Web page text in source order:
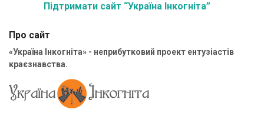
Підтримати сайт “Україна Інкогніта”
Про сайт
«Україна Інкогніта» - неприбутковий проект ентузіастів
краєзнавства.